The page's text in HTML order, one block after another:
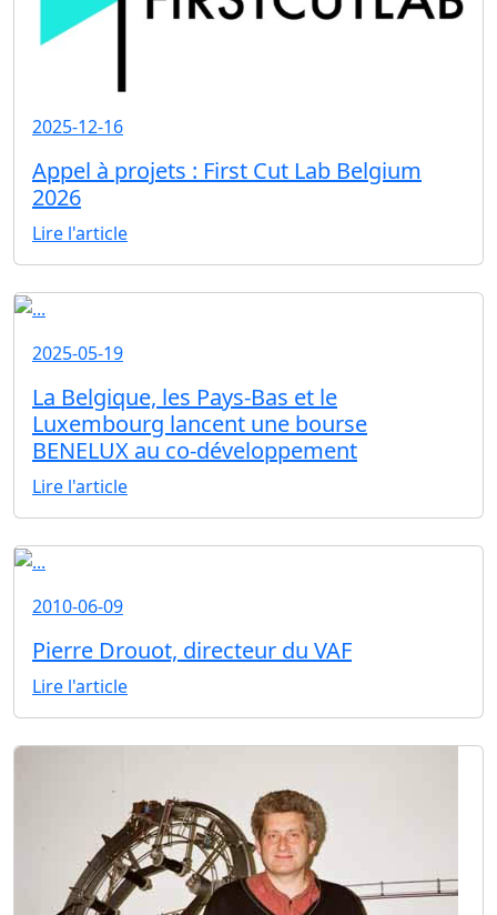
2025-12-16
Appel à projets : First Cut Lab Belgium
2026
Lire l'article
2025-05-19
La Belgique, les Pays-Bas et le
Luxembourg lancent une bourse
BENELUX au co-développement
Lire l'article
2010-06-09
Pierre Drouot, directeur du VAF
Lire l'article